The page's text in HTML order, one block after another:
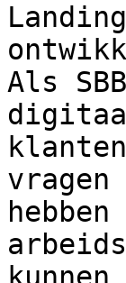
Als
vragen